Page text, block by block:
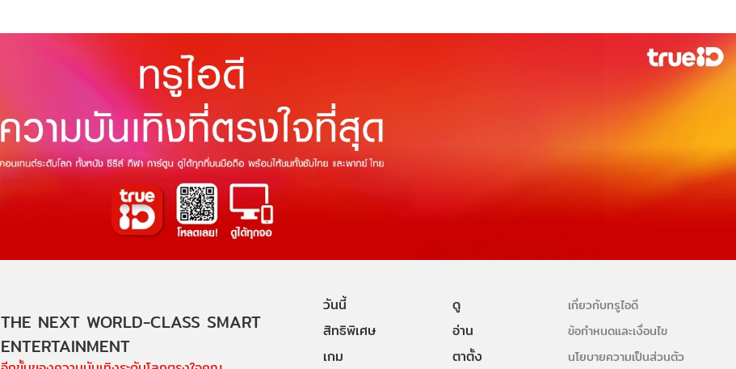
THE NEXT WORLD-CLASS SMART
ENTERTAINMENT
วันนี้
ดู
สิทธิพิเศษ
อ่าน
เกม
ตาตั้ง
เกี่ยวกับทรูไอดี
ข้อกำหนดและเงื่อนไข
นโยบายความเป็นส่วนตัว